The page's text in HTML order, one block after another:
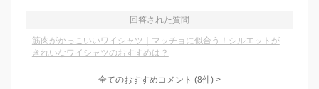
回答された質問
筋肉がかっこいいワイシャツ｜マッチョに似合う！シルエットが
きれいなワイシャツのおすすめは？
全てのおすすめコメント (8件) >